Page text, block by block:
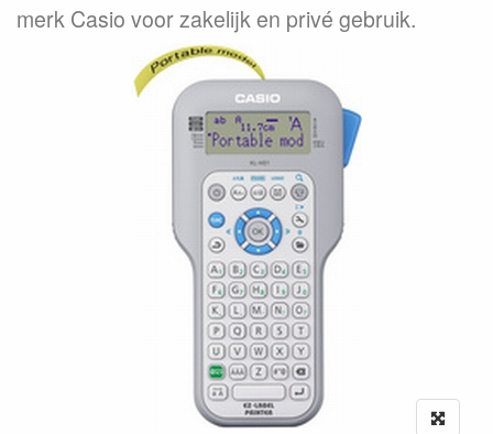
merk Casio voor zakelijk en privé gebruik.